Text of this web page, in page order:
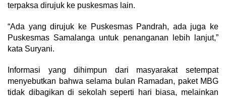
terpaksa dirujuk ke puskesmas lain.
“Ada yang dirujuk ke Puskesmas Pandrah, ada juga ke
Puskesmas Samalanga untuk penanganan lebih lanjut,”
kata Suryani.
Informasi yang dihimpun dari masyarakat setempat
menyebutkan bahwa selama bulan Ramadan, paket MBG
tidak dibagikan di sekolah seperti hari biasa, melainkan